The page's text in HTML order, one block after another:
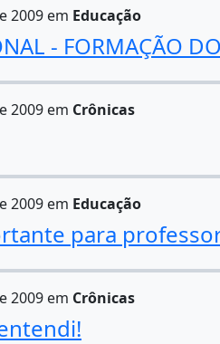
2009 em Educação
- FORMAÇÃO
2009 em Crônicas
2009 em Educação
para
2009 em Crônicas